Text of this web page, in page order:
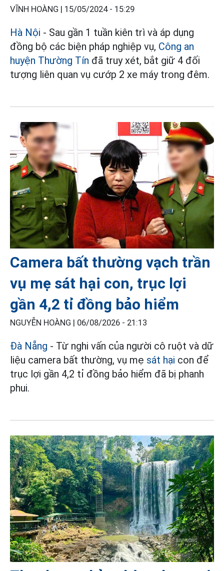
VĨNH HOÀNG | 15/05/2024 - 15:29
Hà Nội - Sau gần 1 tuần kiên trì và áp dụng
đồng bộ các biện pháp nghiệp vụ, Công an
huyện Thường Tín đã truy xét, bắt giữ 4 đối
tượng liên quan vụ cướp 2 xe máy trong đêm.
Camera bất thường vạch trần
vụ mẹ sát hại con, trục lợi
gần 4,2 tỉ đồng bảo hiểm
NGUYỄN HOÀNG | 06/08/2026 - 21:13
Đà Nẵng - Từ nghi vấn của người cô ruột và dữ
liệu camera bất thường, vụ mẹ sát hại con để
trục lợi gần 4,2 tỉ đồng bảo hiểm đã bị phanh
phui.